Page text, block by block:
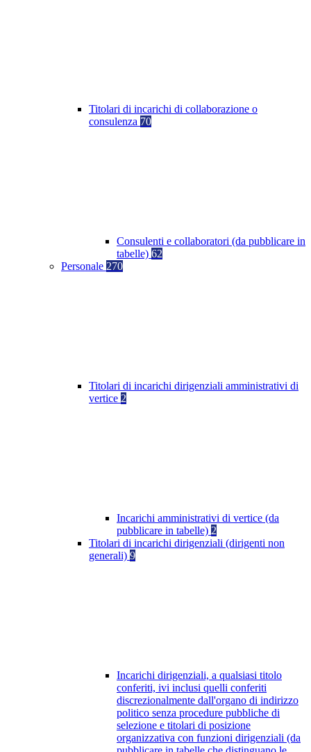
Titolari di incarichi di collaborazione o
consulenza 70
Consulenti e collaboratori (da pubblicare in
tabelle) 62
Personale 270
Titolari di incarichi dirigenziali amministrativi di
vertice 2
Incarichi amministrativi di vertice (da
pubblicare in tabelle) 2
Titolari di incarichi dirigenziali (dirigenti non
generali) 9
Incarichi dirigenziali, a qualsiasi titolo
conferiti, ivi inclusi quelli conferiti
discrezionalmente dall'organo di indirizzo
politico senza procedure pubbliche di
selezione e titolari di posizione
organizzativa con funzioni dirigenziali (da